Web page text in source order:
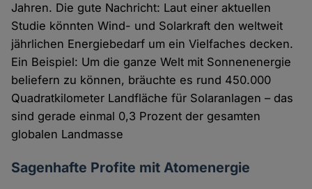
Jahren. Die gute Nachricht: Laut einer aktuellen
Studie könnten Wind- und Solarkraft den weltweit
jährlichen Energiebedarf um ein Vielfaches decken.
Ein Beispiel: Um die ganze Welt mit Sonnenenergie
beliefern zu können, bräuchte es rund 450.000
Quadratkilometer Landfläche für Solaranlagen – das
sind gerade einmal 0,3 Prozent der gesamten
globalen Landmasse
Sagenhafte Profite mit Atomenergie